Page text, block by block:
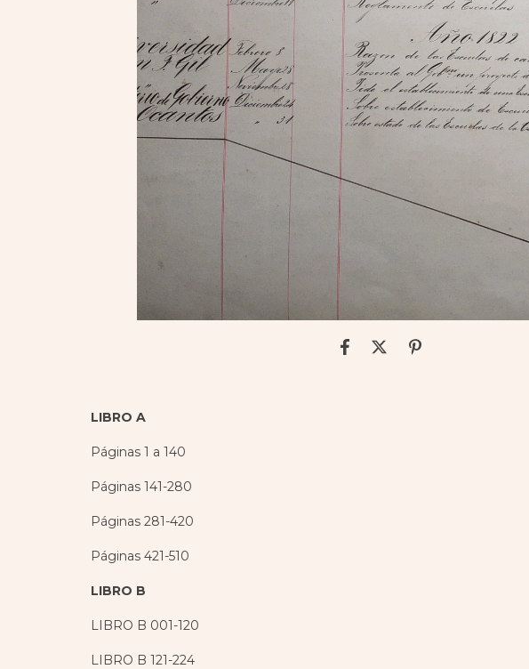
LIBRO A
Páginas 1 a 140
Páginas 141-280
Páginas 281-420
Páginas 421-510
LIBRO B
LIBRO B 001-120
LIBRO B 121-224